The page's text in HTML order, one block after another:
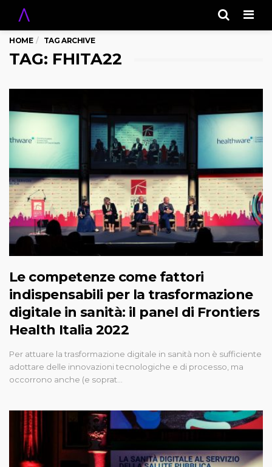
HOME TAG ARCHIVE
TAG: FHITA22
Le competenze come fattori
indispensabili per la trasformazione
digitale in sanità: il panel di Frontiers
Health Italia 2022
Per attuare la trasformazione digitale in sanità non è sufficiente
adottare delle innovazioni tecnologiche e di processo, ma
occorrono anche (e soprat…